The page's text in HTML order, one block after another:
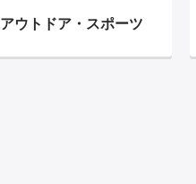
アウトドア・ スポーツ